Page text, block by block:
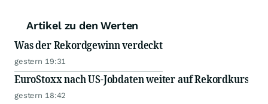
Artikel zu den Werten
Was der Rekordgewinn verdeckt
gestern 19:31
EuroStoxx nach US-Jobdaten weiter auf Rekordkurs
gestern 18:42